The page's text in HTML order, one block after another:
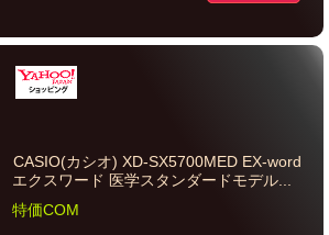
CASIO(カシオ) XD-SX5700MED EX-word
エクスワード 医学スタンダードモデル...
特価COM